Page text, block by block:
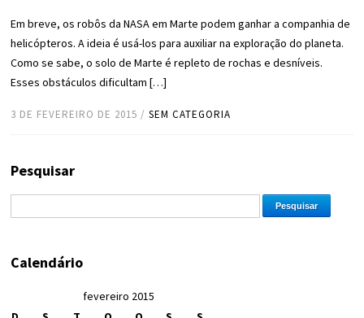
Em breve, os robôs da NASA em Marte podem ganhar a companhia de
helicópteros. A ideia é usá-los para auxiliar na exploração do planeta.
Como se sabe, o solo de Marte é repleto de rochas e desníveis.
Esses obstáculos dificultam […]
3 DE FEVEREIRO DE 2015 /SEM CATEGORIA
Pesquisar
Calendário
fevereiro 2015